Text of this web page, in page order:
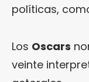
políticas,
Los Oscars
veinte